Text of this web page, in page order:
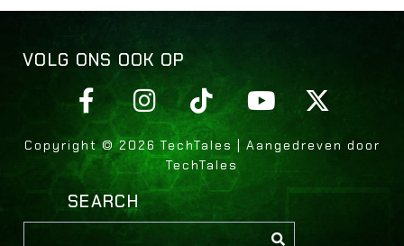
VOLG ONS OOK OP
Copyright © 2026 TechTales | Aangedreven door
TechTales
SEARCH